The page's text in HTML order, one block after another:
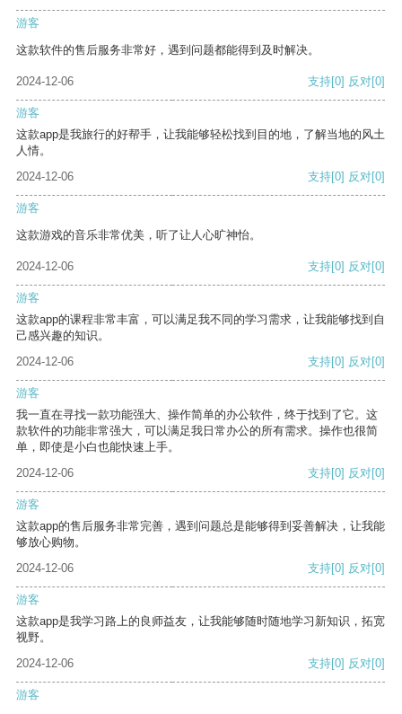
游客
这款软件的售后服务非常好，遇到问题都能得到及时解决。
2024-12-06 支持[0] 反对[0]
游客
这款app是我旅行的好帮手，让我能够轻松找到目的地，了解当地的风土
人情。
2024-12-06
支持[0] 反对[0]
游客
这款游戏的音乐非常优美，听了让人心旷神怡。
2024-12-06 支持[0] 反对[0]
游客
这款app的课程非常丰富，可以满足我不同的学习需求，让我能够找到自
己感兴趣的知识。
2024-12-06
支持[0] 反对[0]
游客
我一直在寻找一款功能强大、操作简单的办公软件，终于找到了它。这
款软件的功能非常强大，可以满足我日常办公的所有需求。操作也很简
单，即使是小白也能快速上手。
2024-12-06
支持[0] 反对[0]
游客
这款app的售后服务非常完善，遇到问题总是能够得到妥善解决，让我能
够放心购物。
2024-12-06
支持[0] 反对[0]
游客
这款app是我学习路上的良师益友，让我能够随时随地学习新知识，拓宽
视野。
2024-12-06
支持[0] 反对[0]
游客